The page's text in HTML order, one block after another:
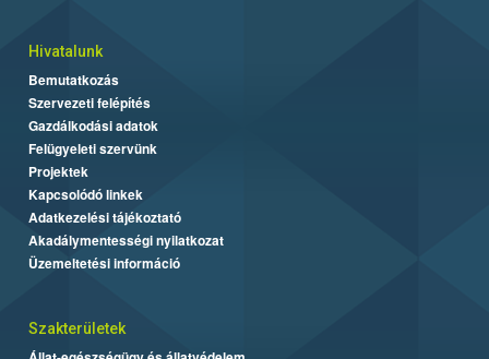
Hivatalunk
Bemutatkozás
Szervezeti felépítés
Gazdálkodási adatok
Felügyeleti szervünk
Projektek
Kapcsolódó linkek
Adatkezelési tájékoztató
Akadálymentességi nyilatkozat
Üzemeltetési információ
Szakterületek